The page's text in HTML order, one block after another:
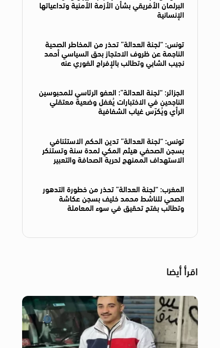
البرلمان الأفريقي بشأن الأزمة الأمنية وتداعياتها
الإنسانية
تونس: “لجنة العدالة” تحذر من المخاطر الصحية
الناجمة عن ظروف الاحتجاز بحق السياسي أحمد
نجيب الشابي وتطالب بالإفراج الفوري عنه
الجزائر: “لجنة العدالة”: العفو الرئاسي للمحبوسين
الناجحين في الاختبارات يُغفل وضعية معتقلي
الرأي ويُكرّس غياب الشفافية
تونس: “لجنة العدالة” تدين الحكم الاستئنافي
بسجن الصحفي هيثم المكي لمدة سنة وتستنكر
الاستهداف الممنهج لحرية الصحافة والتعبير
المغرب: “لجنة العدالة” تحذر من خطورة التدهور
الصحي للناشط محمد خليف بسجن عكاشة
وتطالب بفتح تحقيق في سوء المعاملة
اقرأ أيضا